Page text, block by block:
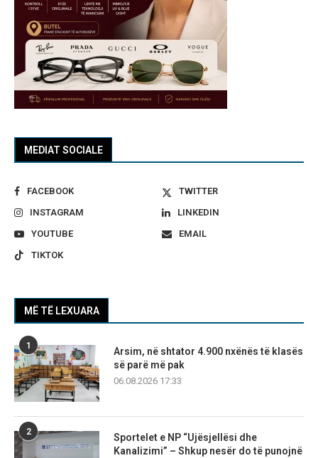
MEDIAT SOCIALE
FACEBOOK
TWITTER
INSTAGRAM
LINKEDIN
YOUTUBE
EMAIL
TIKTOK
MË TË LEXUARA
1
Arsim, në shtator 4.900 nxënës të klasës
së parë më pak
06.08.2026 17:33
2
Sportelet e NP “Ujësjellësi dhe
Kanalizimi” – Shkup nesër do të punojnë